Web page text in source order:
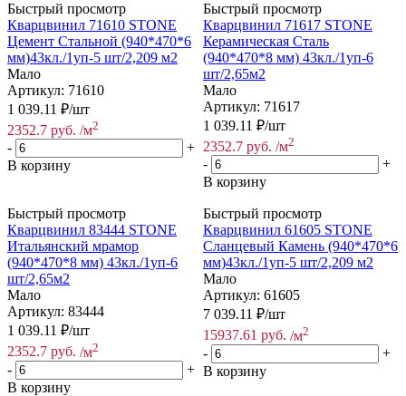
Быстрый просмотр
Кварцвинил 71610 STONE
Цемент Стальной (940*470*6
мм)43кл./1уп-5 шт/2,209 м2
Мало
Артикул: 71610
1 039.11 ₽/шт
2352.7 руб. /м2
-
+
В корзину
Быстрый просмотр
Кварцвинил 71617 STONE
Керамическая Сталь
(940*470*8 мм) 43кл./1уп-6
шт/2,65м2
Мало
Артикул: 71617
1 039.11 ₽/шт
2352.7 руб. /м2
-
+
В корзину
Быстрый просмотр
Кварцвинил 83444 STONE
Итальянский мрамор
(940*470*8 мм) 43кл./1уп-6
шт/2,65м2
Мало
Артикул: 83444
1 039.11 ₽/шт
2352.7 руб. /м2
-
+
В корзину
Быстрый просмотр
Кварцвинил 61605 STONE
Сланцевый Камень (940*470*6
мм)43кл./1уп-5 шт/2,209 м2
Мало
Артикул: 61605
7 039.11 ₽/шт
15937.61 руб. /м2
-
+
В корзину